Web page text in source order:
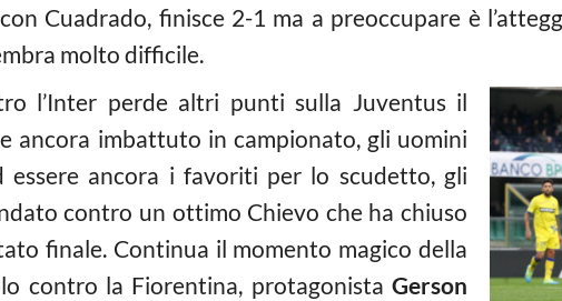
Cuadrado, finisce 2-1 ma a preoccupare è
molto difficile.
l’Inter perde altri punti sulla Juventus il
ancora imbattuto in campionato, gli uomini
essere ancora i favoriti per lo scudetto, gli
contro un ottimo Chievo che ha chiuso
finale. Continua il momento magico della
contro la Fiorentina, protagonista Gerson